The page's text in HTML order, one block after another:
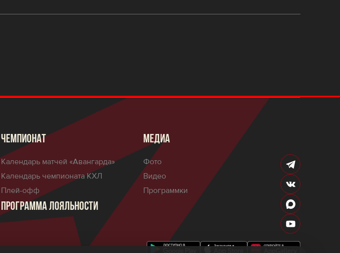
ЧЕМПИОНАТ
Календарь матчей «Авангарда»
Календарь чемпионата КХЛ
Плей-офф
ПРОГРАММА ЛОЯЛЬНОСТИ
МЕДИА
Фото
Видео
Программки